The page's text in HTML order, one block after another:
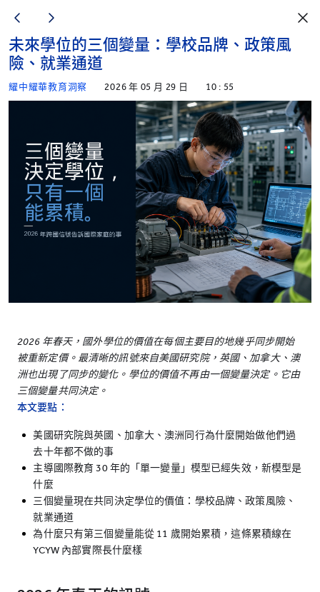
未來學位的三個變量：學校品牌、政策風
險、就業通道
耀中耀華教育洞察 2026 年 05 月 29 日 10 : 55
2026 年春天，國外學位的價值在每個主要目的地幾乎同步開始
被重新定價。最清晰的訊號來自美國研究院，英國、加拿大、澳
洲也出現了同步的變化。學位的價值不再由一個變量決定。它由
三個變量共同決定。
本文要點：
美國研究院與英國、加拿大、澳洲同行為什麼開始做他們過
去十年都不做的事
主導國際教育 30 年的「單一變量」模型已經失效，新模型是
什麼
三個變量現在共同決定學位的價值：學校品牌、政策風險、
就業通道
為什麼只有第三個變量能從 11 歲開始累積，這條累積線在
YCYW 內部實際長什麼樣